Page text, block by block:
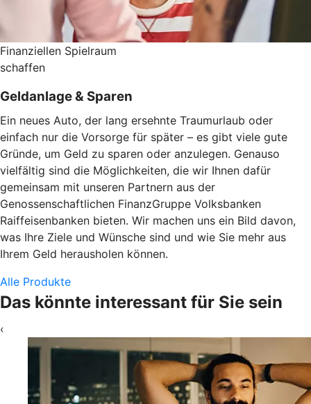
Finanziellen Spielraum
schaffen
Geldanlage & Sparen
Ein neues Auto, der lang ersehnte Traumurlaub oder
einfach nur die Vorsorge für später – es gibt viele gute
Gründe, um Geld zu sparen oder anzulegen. Genauso
vielfältig sind die Möglichkeiten, die wir Ihnen dafür
gemeinsam mit unseren Partnern aus der
Genossenschaftlichen FinanzGruppe Volksbanken
Raiffeisenbanken bieten. Wir machen uns ein Bild davon,
was Ihre Ziele und Wünsche sind und wie Sie mehr aus
Ihrem Geld herausholen können.
Alle Produkte
Das könnte interessant für Sie sein
‹